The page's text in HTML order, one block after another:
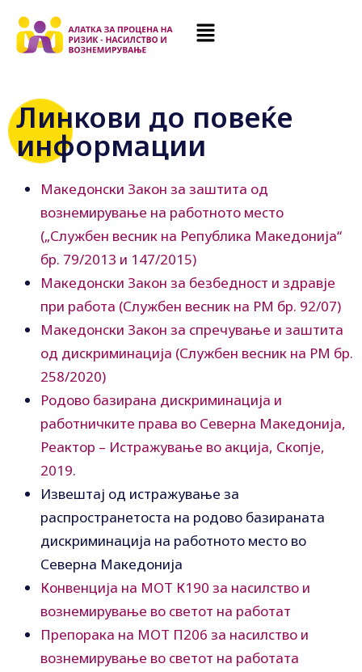
Линкови до повеќе
информации
Македонски Закон за заштита од
вознемирување на работното место
(„Службен весник на Република Македонија“
бр. 79/2013 и 147/2015)
Македонски Закон за безбедност и здравје
при работа (Службен весник на РМ бр. 92/07)
Македонски Закон за спречување и заштита
од дискриминација (Службен весник на РМ бр.
258/2020)
Родово базирана дискриминација и
работничките права во Северна Македонија,
Реактор – Истражување во акција, Скопје,
2019.
Извештај од истражување за
распространетоста на родово базираната
дискриминација на работното место во
Северна Македонија
Конвенција на МОТ К190 за насилство и
вознемирување во светот на работат
Препорака на МОТ П206 за насилство и
вознемирување во светот на работата